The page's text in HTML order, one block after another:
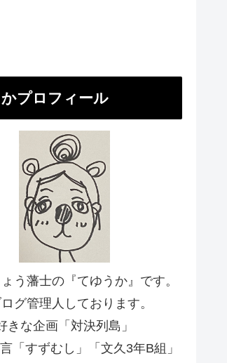
プロフィール
う藩士の『てゆうか』です。
グ管理人しております。
きな企画「対決列島」
「すずむし」「文久3年B組」